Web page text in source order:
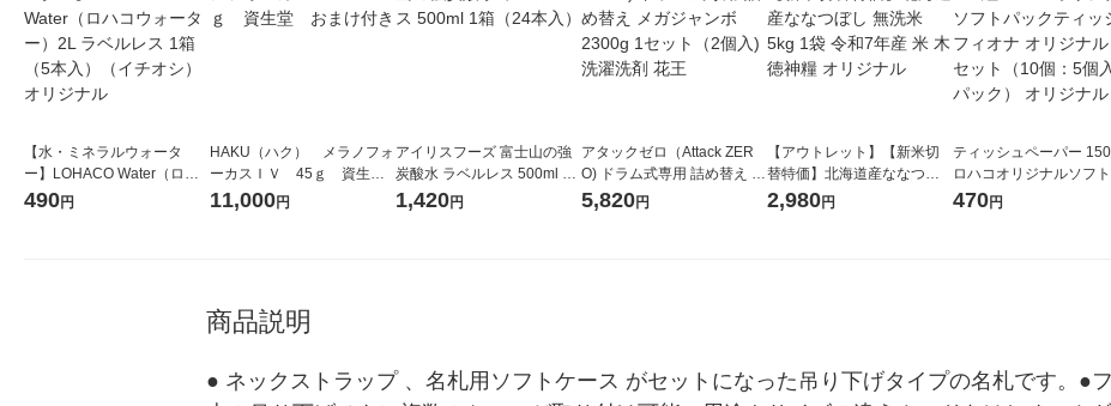
【水・ミネラルウォータ
ー】LOHACO Water（ロハ
コウォーター）2L ラベルレ
490円
HAKU（ハク） メラノフォ
ーカスＩＶ 45ｇ 資生
堂 おまけ付き
11,000円
アイリスフーズ 富士山の強
炭酸水 ラベルレス 500ml 1
箱（24本入）
1,420円
アタックゼロ（Attack ZER
O) ドラム式専用 詰め替え メ
ガジャンボ 2300g 1セット
5,820円
【アウトレット】【新米切
替特価】北海道産ななつぼ
し 無洗米 5kg 1袋 令和7年産
2,980円
ティッシュペーパー
ロハコオリジナルソフ
ックティッシュ フィオナ
470円
商品説明
● ネックストラップ 、名札用ソフトケース がセットになった吊り下げタイプの名札です。●